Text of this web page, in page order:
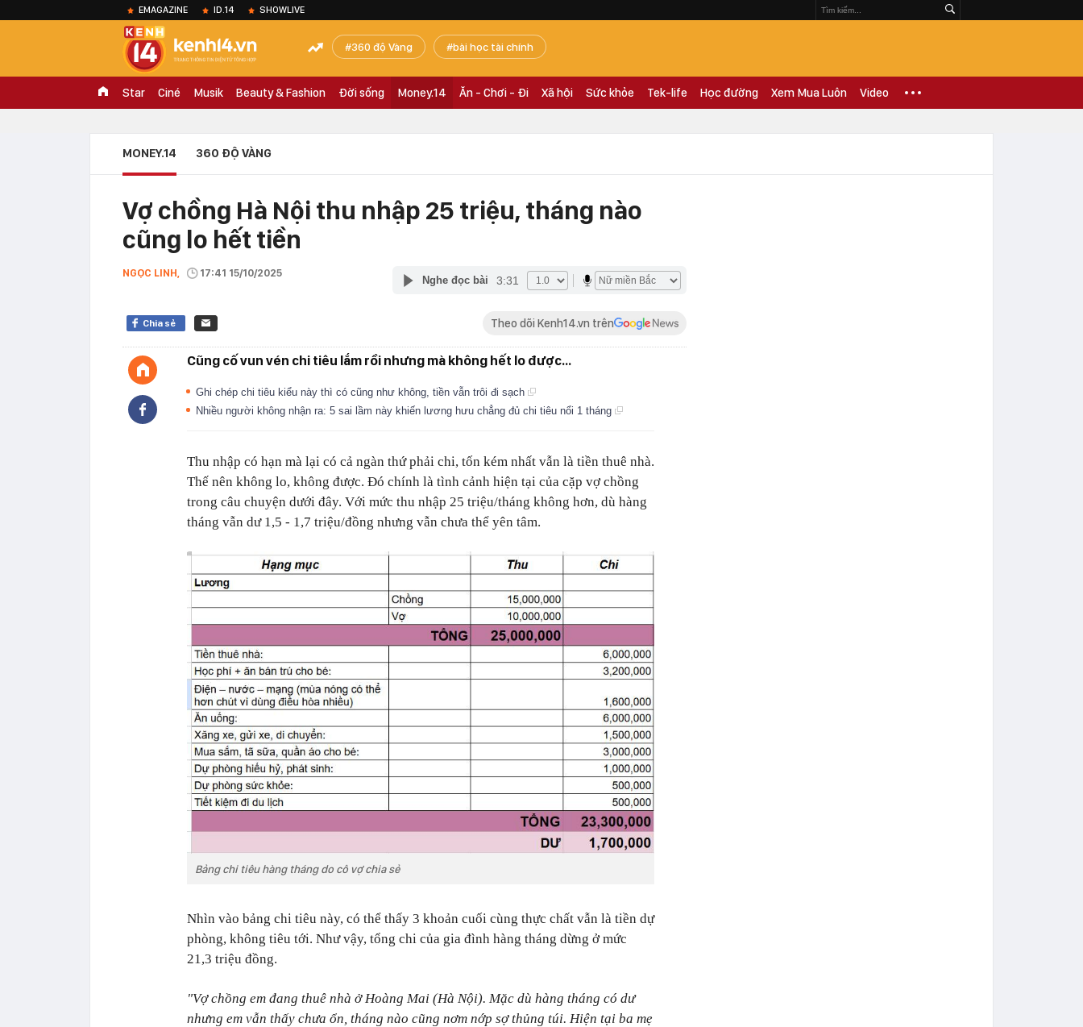
EMAGAZINE ID.14 SHOWLIVE
360 độ Vàng bài học tài chính
Star Ciné Musik Beauty & Fashion Đời sống Money.14 Ăn - Chơi - Đi Xã hội Sức khỏe Tek-life Học đường Xem Mua Luôn Video
MONEY.14 360 ĐỘ VÀNG
Vợ chồng Hà Nội thu nhập 25 triệu, tháng nào
cũng lo hết tiền
NGỌC LINH, 17:41 15/10/2025
Nghe đọc bài 3:31
Chia sẻ Theo dõi Kenh14.vn trên
Cũng cố vun vén chi tiêu lắm rồi nhưng mà không hết lo được...
Ghi chép chi tiêu kiểu này thì có cũng như không, tiền vẫn trôi đi sạch
Nhiều người không nhận ra: 5 sai lầm này khiến lương hưu chẳng đủ chi tiêu nổi 1 tháng
Thu nhập có hạn mà lại có cả ngàn thứ phải chi, tốn kém nhất vẫn là tiền thuê nhà.
Thế nên không lo, không được. Đó chính là tình cảnh hiện tại của cặp vợ chồng
trong câu chuyện dưới đây. Với mức thu nhập 25 triệu/tháng không hơn, dù hàng
tháng vẫn dư 1,5 - 1,7 triệu/đồng nhưng vẫn chưa thể yên tâm.
Bảng chi tiêu hàng tháng do cô vợ chia sẻ
Nhìn vào bảng chi tiêu này, có thể thấy 3 khoản cuối cùng thực chất vẫn là tiền dự
phòng, không tiêu tới. Như vậy, tổng chi của gia đình hàng tháng dừng ở mức
21,3 triệu đồng.
"Vợ chồng em đang thuê nhà ở Hoàng Mai (Hà Nội). Mặc dù hàng tháng có dư
nhưng em vẫn thấy chưa ổn, tháng nào cũng nơm nớp sợ thủng túi. Hiện tại ba mẹ